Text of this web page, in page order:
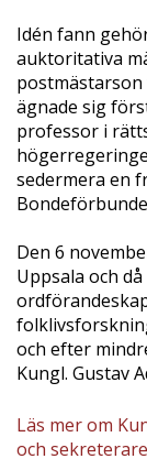
Idén fann
auktoritativa
postmästarson
ägnade sig
professor i
sedermera en
Den 6
Uppsala och
och efter
Kungl. Gustav
Läs mer om
och